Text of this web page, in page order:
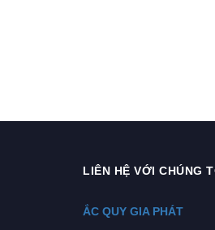
LIÊN HỆ VỚI CHÚNG
ẮC QUY GIA PHÁT